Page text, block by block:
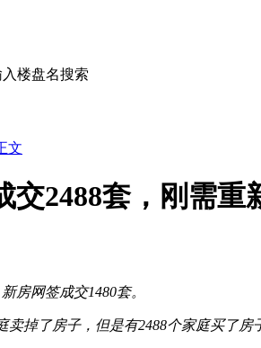
楼盘名搜索
文
交2488套，刚需
房网签成交1480套。
掉了房子，但是有2488个家庭买了房